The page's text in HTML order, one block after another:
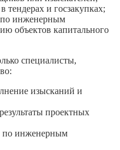
тендерах и госзакупках;
по инженерным
объектов капитального
специалисты,
изысканий и
проектных
по инженерным